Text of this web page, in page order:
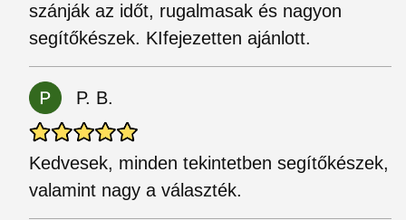
szánják az időt, rugalmasak és nagyon
segítőkészek. KIfejezetten ajánlott.
P. B.
Kedvesek, minden tekintetben segítőkészek,
valamint nagy a választék.